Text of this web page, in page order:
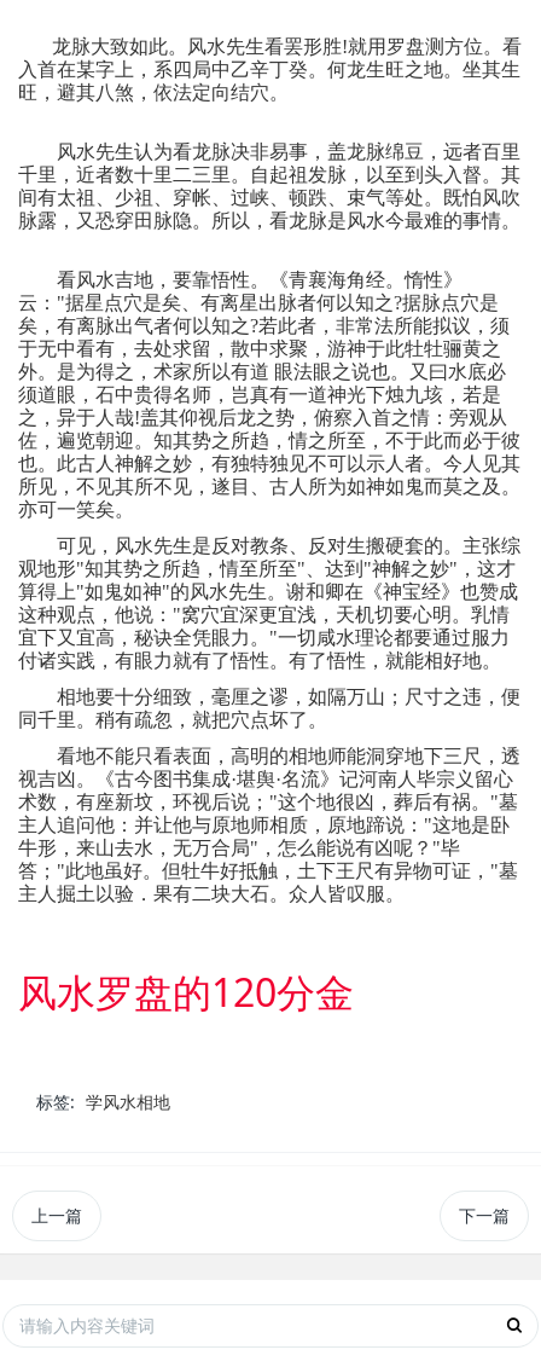
龙脉大致如此。风水先生看罢形胜!就用罗盘测方位。看
入首在某字上，系四局中乙辛丁癸。何龙生旺之地。坐其生
旺，避其八煞，依法定向结穴。
风水先生认为看龙脉决非易事，盖龙脉绵豆，远者百里
千里，近者数十里二三里。自起祖发脉，以至到头入督。其
间有太祖、少祖、穿帐、过峡、顿跌、束气等处。既怕风吹
脉露，又恐穿田脉隐。所以，看龙脉是风水今最难的事情。
看风水吉地，要靠悟性。《青襄海角经。惰性》
云： "据星点穴是矣、有离星出脉者何以知之?据脉点穴是
矣，有离脉出气者何以知之?若此者，非常法所能拟议，须
于无中看有，去处求留，散中求聚，游神于此牡牡骊黄之
外。是为得之，术家所以有道 眼法眼之说也。又曰水底必
须道眼，石中贵得名师，岂真有一道神光下烛九垓，若是
之，异于人哉!盖其仰视后龙之势，俯察入首之情：旁观从
佐，遍览朝迎。知其势之所趋，情之所至，不于此而必于彼
也。此古人神解之妙，有独特独见不可以示人者。今人见其
所见，不见其所不见，遂目、古人所为如神如鬼而莫之及。
亦可一笑矣。
可见，风水先生是反对教条、反对生搬硬套的。主张综
观地形"知其势之所趋，情至所至"、达到 "神解之妙" ，这才
算得上"如鬼如神"的风水先生。谢和卿在《神宝经》也赞成
这种观点，他说： "窝穴宜深更宜浅，天机切要心明。乳情
宜下又宜高，秘诀全凭眼力。 "一切咸水理论都要通过服力
付诸实践，有眼力就有了悟性。有了悟性，就能相好地。
相地要十分细致，毫厘之谬，如隔万山；尺寸之违，便
同千里。稍有疏忽，就把穴点坏了。
看地不能只看表面，高明的相地师能洞穿地下三尺，透
视吉凶。《古今图书集成·堪舆·名流》记河南人毕宗义留心
术数，有座新坟，环视后说； "这个地很凶，葬后有祸。 "墓
主人追问他：并让他与原地师相质，原地蹄说： "这地是卧
牛形，来山去水，无万合局" ，怎么能说有凶呢？ "毕
答； "此地虽好。但牡牛好抵触，土下王尺有异物可证， "墓
主人掘土以验．果有二块大石。众人皆叹服。
风水罗盘的120分金
标签: 学风水相地
上一篇 下一篇